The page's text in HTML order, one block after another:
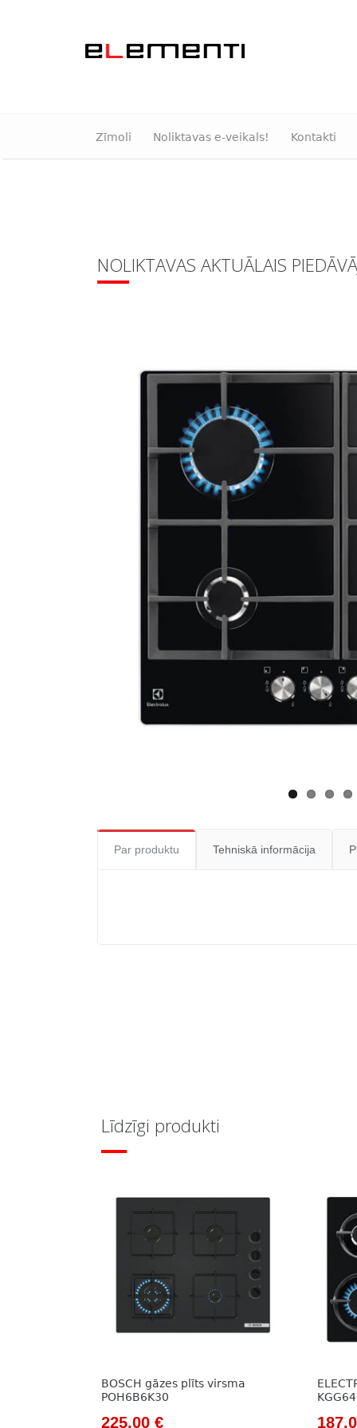
Zīmoli Noliktavas e-veikals! Kontakti
NOLIKTAVAS AKTUĀLAIS
Par produktu Tehniskā informācija
Līdzīgi produkti
BOSCH gāzes plīts virsma
POH6B6K30
Original
225,00 €Current